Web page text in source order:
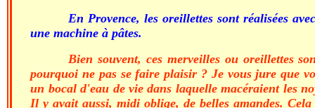
En Provence, les oreillettes sont réalisées
une machine à pâtes.
Bien souvent, ces merveilles ou oreillettes
pourquoi ne pas se faire plaisir ? Je vous jure que
un bocal d'eau de vie dans laquelle macéraient les
Il y avait aussi, midi oblige, de belles amandes.